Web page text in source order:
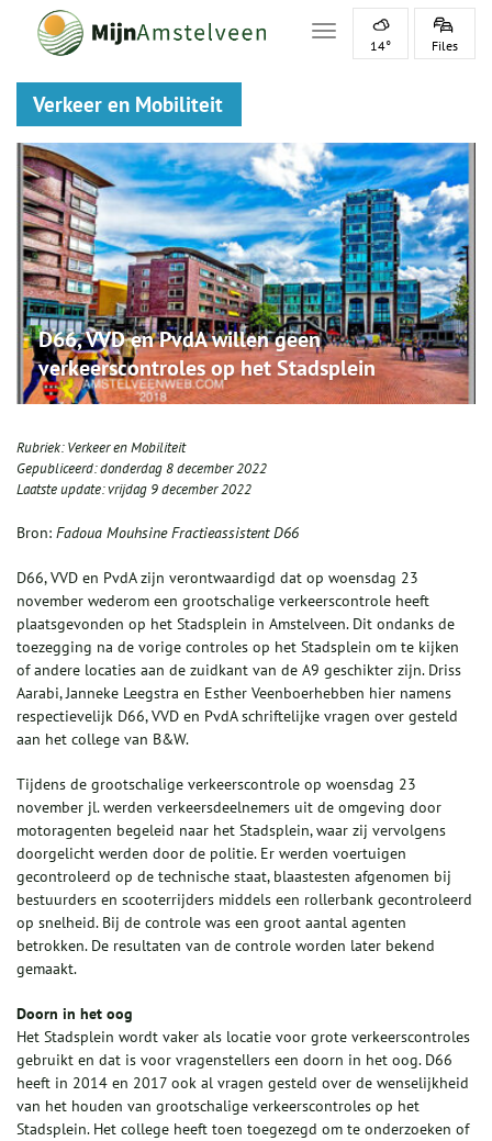
Toggle navigation
14° Files
Verkeer en Mobiliteit
D66, VVD en PvdA willen geen
verkeerscontroles op het Stadsplein
Rubriek:Verkeer en Mobiliteit
Gepubliceerd:donderdag 8 december 2022
Laatste update:vrijdag 9 december 2022
Bron: Fadoua Mouhsine Fractieassistent D66
D66, VVD en PvdA zijn verontwaardigd dat op woensdag 23
november wederom een grootschalige verkeerscontrole heeft
plaatsgevonden op het Stadsplein in Amstelveen. Dit ondanks de
toezegging na de vorige controles op het Stadsplein om te kijken
of andere locaties aan de zuidkant van de A9 geschikter zijn. Driss
Aarabi, Janneke Leegstra en Esther Veenboerhebben hier namens
respectievelijk D66, VVD en PvdA schriftelijke vragen over gesteld
aan het college van B&W.
Tijdens de grootschalige verkeerscontrole op woensdag 23
november jl. werden verkeersdeelnemers uit de omgeving door
motoragenten begeleid naar het Stadsplein, waar zij vervolgens
doorgelicht werden door de politie. Er werden voertuigen
gecontroleerd op de technische staat, blaastesten afgenomen bij
bestuurders en scooterrijders middels een rollerbank gecontroleerd
op snelheid. Bij de controle was een groot aantal agenten
betrokken. De resultaten van de controle worden later bekend
gemaakt.
Doorn in het oog
Het Stadsplein wordt vaker als locatie voor grote verkeerscontroles
gebruikt en dat is voor vragenstellers een doorn in het oog. D66
heeft in 2014 en 2017 ook al vragen gesteld over de wenselijkheid
van het houden van grootschalige verkeerscontroles op het
Stadsplein. Het college heeft toen toegezegd om te onderzoeken of